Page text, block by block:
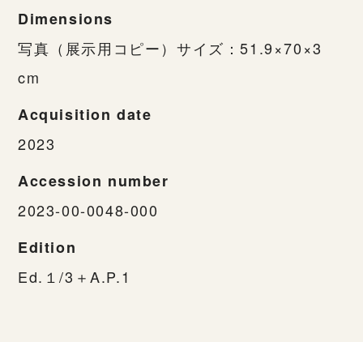
Dimensions
写真（展示用コピー）サイズ：51.9×70×3
cm
Acquisition date
2023
Accession number
2023-00-0048-000
Edition
Ed.１/3＋A.P.1